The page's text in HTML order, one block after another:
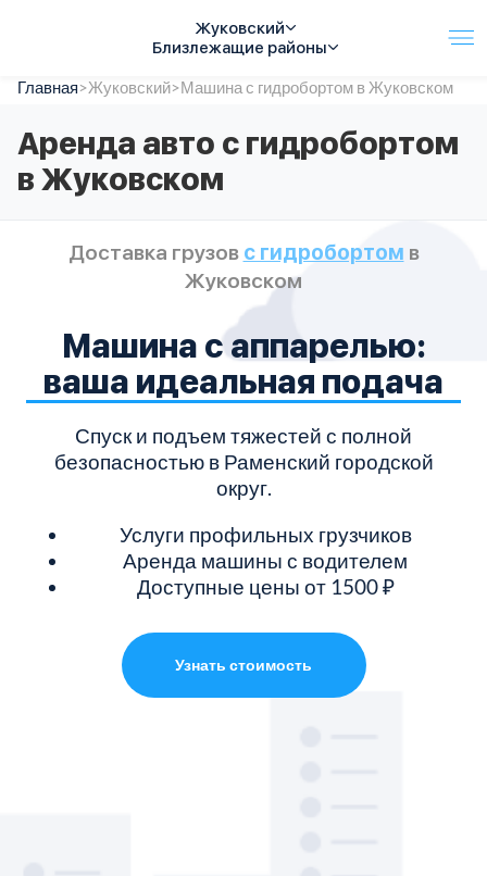
Жуковский
Близлежащие районы
Услуги
Автопарк
Тарифы
Акции
Контакты
Главная>Жуковский>Машина с гидробортом в Жуковском
Аренда авто с гидробортом
в Жуковском
Доставка грузов с гидробортом в
Жуковском
Машина с аппарелью:
ваша идеальная подача
Спуск и подъем тяжестей с полной
безопасностью в Раменский городской
округ.
Услуги профильных грузчиков
Аренда машины с водителем
Доступные цены от 1500 ₽
Узнать стоимость